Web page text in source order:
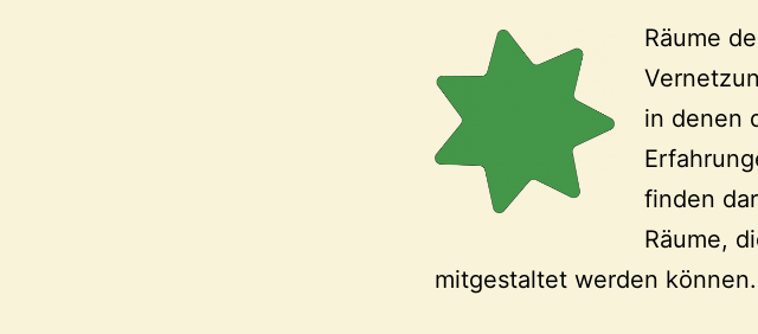
Räume
in denen
finden
Räume,
mitgestaltet werden können.